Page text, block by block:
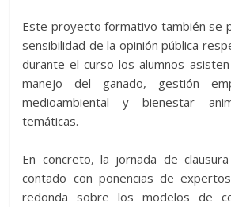
Este proyecto formativo también se
sensibilidad de la opinión pública
durante el curso los alumnos
manejo del ganado, gestión
medioambiental y bienestar
temáticas.
En concreto, la jornada de
contado con ponencias de
redonda sobre los modelos de